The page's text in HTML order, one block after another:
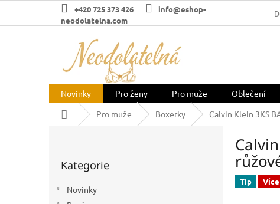
obsah
+420 725 373 426
info@eshop-
neodolatelna.com
Novinky Pro ženy Pro muže Oblečení
Domů
Pro muže Boxerky Calvin Klein 3KS
kategorie
Kategorie
Novinky
Tip